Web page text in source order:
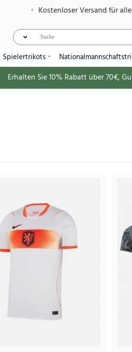
Kostenloser Versand für
Spielertrikots
Erhalten Sie10% Rabatt über70€,